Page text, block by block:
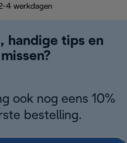
4 werkdagen
handige tips en
ook nog eens 10%
bestelling.